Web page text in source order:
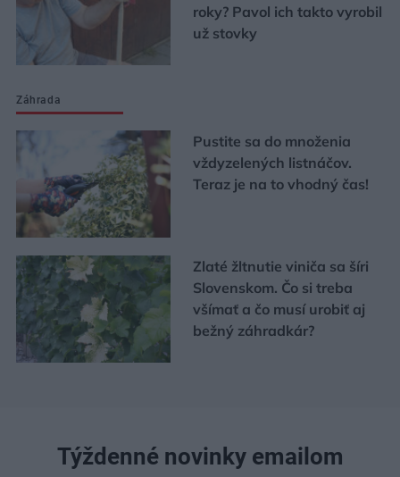
roky? Pavol ich takto vyrobil
už stovky
Záhrada
Pustite sa do množenia
vždyzelených listnáčov.
Teraz je na to vhodný čas!
Zlaté žltnutie viniča sa šíri
Slovenskom. Čo si treba
všímať a čo musí urobiť aj
bežný záhradkár?
Týždenné novinky emailom